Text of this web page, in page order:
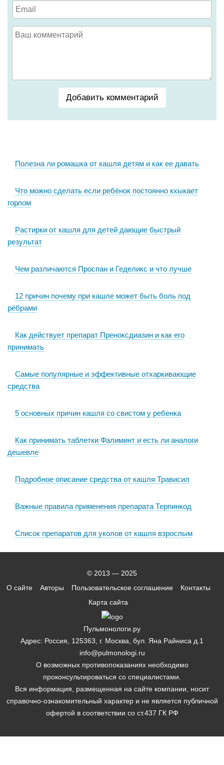
Добавить комментарий
Полезна ли ромашка от кашля детям и как ее давать
Что можно сделать если ребёнок постоянно кхыкает
горлом
Растирки от кашля для детей дающие быстрый
результат
Чем различаются Проспан и Геделикс и что лучше
12 причин почему при кашле может быть боль под
рёбрами
Как действует препарат Преноксдиазин и как его
принимать
Самые популярные и эффективные отхаркивающие
средства
5 основных причин кашля со свистом у ребенка
Как принимать таблетки Фалиминт и есть ли аналоги
дешевле
Подробное описание средства от кашля Трависил
Важные правила применения препарата Терпинкод
Список препаратов для уколов от кашля взрослым
© 2013 — 2025
О сайте
Авторы Пользовательское соглашение
Контакты
Карта сайта
Пульмонологи.ру
Адрес: Россия, 125363, г. Москва, бул. Яна Райниса д.1
info@pulmonologi.ru
О возможных противопоказаниях необходимо
проконсультироваться со специалистами.
Вся информация, размещенная на сайте компании, носит
справочно-ознакомительный характер и не является публичной
офертой в соответствии со ст.437 ГК РФ